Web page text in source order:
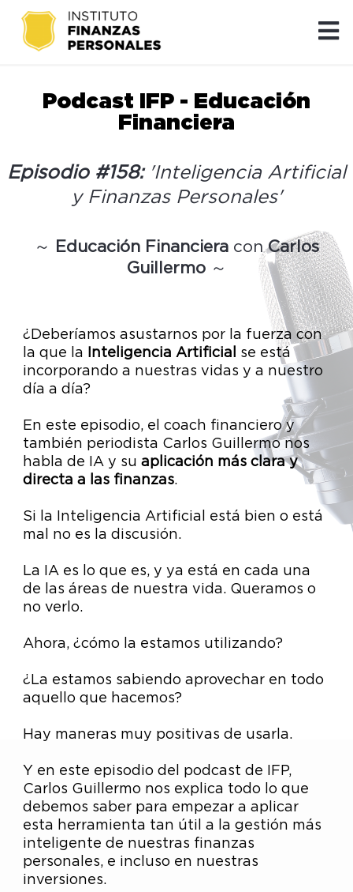
Podcast IFP - Educación
Financiera
Episodio #158:'Inteligencia Artificial
y Finanzas Personales'
～ Educación Financiera conCarlos
Guillermo～
¿Deberíamos asustarnos por la fuerza con
la que la
Inteligencia Artificial
se está
incorporando a nuestras vidas y a nuestro
día a día?
En este episodio, el coach financiero y
también periodista Carlos Guillermo nos
habla de IA y suaplicación más clara y
directa a las finanzas.
Si la Inteligencia Artificial está bien o está
mal no es la discusión.
La IA es lo que es, y ya está en cada una
de las áreas de nuestra vida. Queramos o
no verlo.
Ahora, ¿cómo la estamos utilizando?
¿La estamos sabiendo aprovechar en todo
aquello que hacemos?
Hay maneras muy positivas de usarla.
Y en este episodio del podcast de IFP,
Carlos Guillermo nos explica todo lo que
debemos saber para empezar a aplicar
esta herramienta tan útil a la gestión más
inteligente de nuestras finanzas
personales, e incluso en nuestras
inversiones.